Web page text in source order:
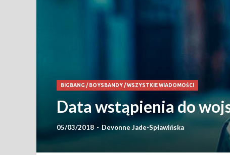
BIGBANG / BOYSBANDY/WSZYSTKIE WIADOMOŚCI
Data wstąpienia do
05/03/2018 - Devonne Jade-Spławińska